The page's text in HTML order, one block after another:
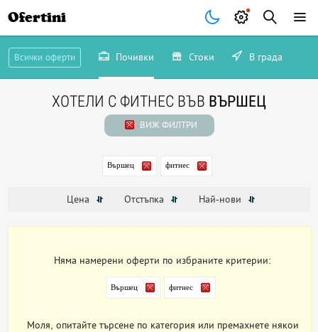
Ofertini
Всички оферти Почивки Стоки В града
ХОТЕЛИ С ФИТНЕС ВЪВ ВЪРШЕЦ
ВИЖ ФИЛТРИ
Вършец фитнес
Цена Отстъпка Най-нови
Няма намерени оферти по избраните критерии:
Вършец фитнес
Моля, опитайте търсене по категория или премахнете някои